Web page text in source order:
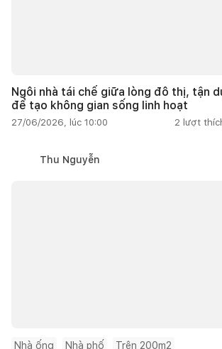
Ngôi nhà tái chế giữa lòng đô thị, tận
để tạo không gian sống linh hoạt
27/06/2026, lúc 10:00 2 lượt
Thu Nguyễn
Nhà ống Nhà phố Trên 200m2